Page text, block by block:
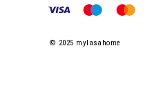
© 2025 mylasahome